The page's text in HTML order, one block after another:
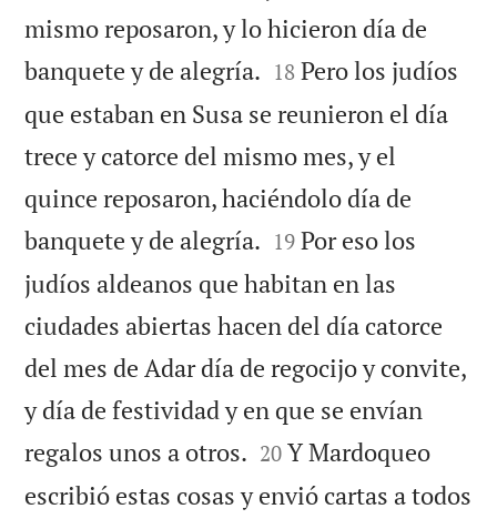
mismo reposaron, y lo hicieron día de
banquete y de alegría. 

18 Pero los judíos
que estaban en Susa se reunieron el día
trece y catorce del mismo mes, y el
quince reposaron, haciéndolo día de
banquete y de alegría. 

19 Por eso los
judíos aldeanos que habitan en las
ciudades abiertas hacen del día catorce
del mes de Adar día de regocijo y convite,
y día de festividad y en que se envían
regalos unos a otros. 

20 Y Mardoqueo
escribió estas cosas y envió cartas a todos